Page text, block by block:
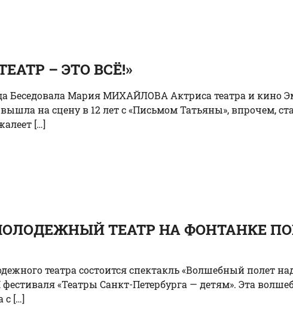
– ЭТО ВСЁ!»
Беседовала Мария МИХАЙЛОВА Актриса театра и
на сцену в 12 лет с «Письмом Татьяны», впрочем,
[…]
ТЕАТР НА ФОНТАНКЕ
театра состоится спектакль «Волшебный полет
«Театры Санкт-Петербурга — детям». Эта
с […]